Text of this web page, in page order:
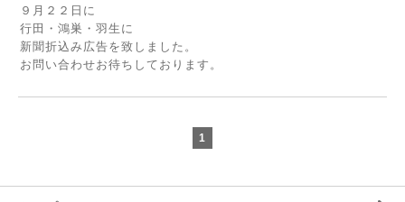
９月２２日に
行田・鴻巣・羽生に
新聞折込み広告を致しました。
お問い合わせお待ちしております。
1